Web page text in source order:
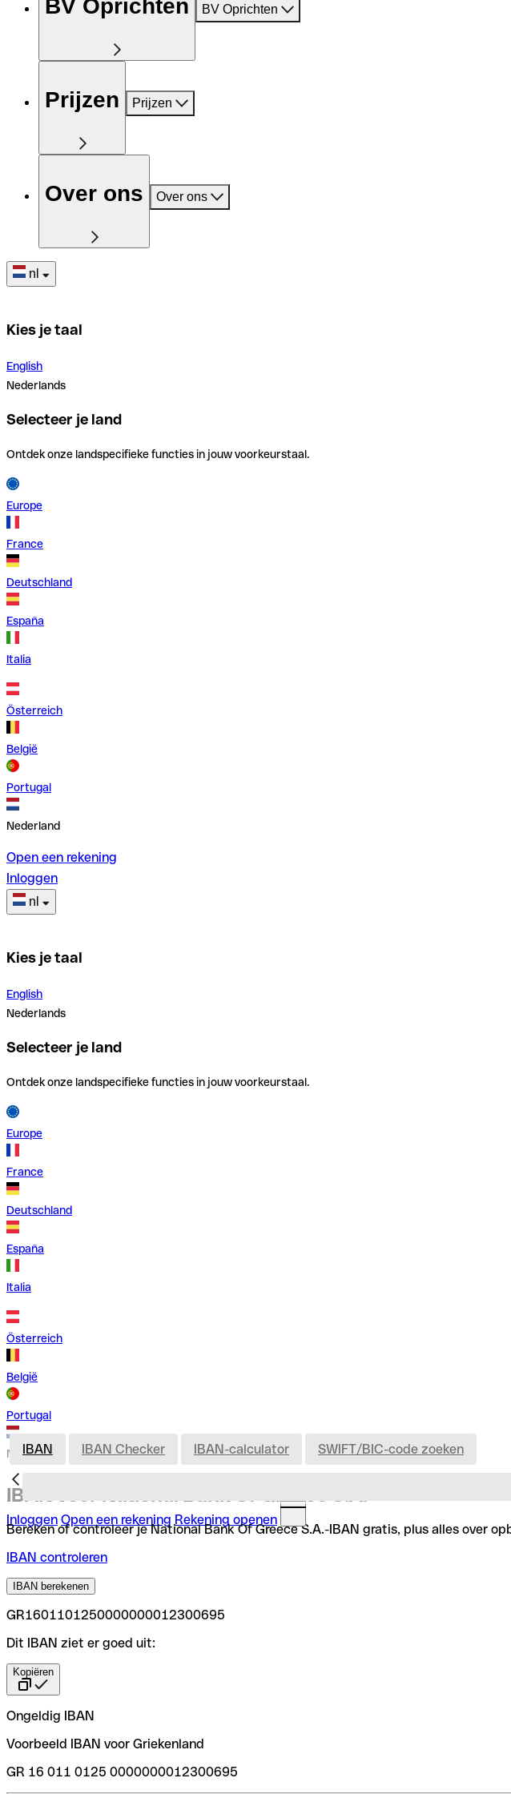
BV Oprichten BV Oprichten
Prijzen Prijzen
Over ons Over ons
nl
Kies je taal
English
Nederlands
Selecteer je land
Ontdek onze landspecifieke functies in jouw voorkeurstaal.
Europe
France
Deutschland
España
Italia
Österreich
België
Portugal
Nederland
Open een rekening
Inloggen
nl
Kies je taal
English
Nederlands
Selecteer je land
Ontdek onze landspecifieke functies in jouw voorkeurstaal.
Europe
France
Deutschland
España
Italia
Österreich
België
Portugal
Nederland
Inloggen Open een rekening Rekening openen
IBAN IBAN Checker IBAN-calculator SWIFT/BIC-code zoeken
IBAN voor National Bank Of Greece S.A.
Bereken of controleer je National Bank Of Greece S.A.-IBAN gratis, plus alles over
IBAN controleren
IBAN berekenen
GR1601101250000000012300695
Dit IBAN ziet er goed uit:
Kopiëren
Ongeldig IBAN
Voorbeeld IBAN voor Griekenland
GR 16 011 0125 0000000012300695